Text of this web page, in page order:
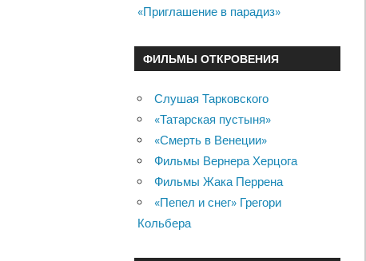
«Приглашение в парадиз»
ФИЛЬМЫ ОТКРОВЕНИЯ
Слушая Тарковского
«Татарская пустыня»
«Смерть в Венеции»
Фильмы Вернера Херцога
Фильмы Жака Перрена
«Пепел и снег» Грегори
Кольбера